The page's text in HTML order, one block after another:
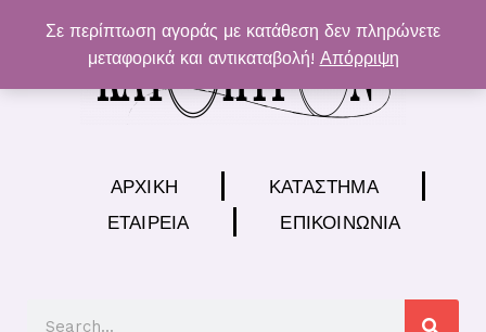
Σε περίπτωση αγοράς με κατάθεση δεν πληρώνετε
μεταφορικά και αντικαταβολή! Απόρριψη
περιεχόμενο
ΑΡΧΙΚΉ
ΚΑΤΆΣΤΗΜΑ
ΕΤΑΙΡΕΊΑ
ΕΠΙΚΟΙΝΩΝΊΑ